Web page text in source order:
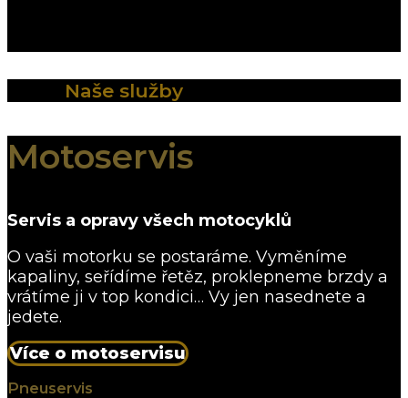
Naše služby
Motoservis
Servis a opravy všech motocyklů
O vaši motorku se postaráme. Vyměníme
kapaliny, seřídíme řetěz, proklepneme brzdy a
vrátíme ji v top kondici… Vy jen nasednete a
jedete.
Více o motoservisu
Pneuservis